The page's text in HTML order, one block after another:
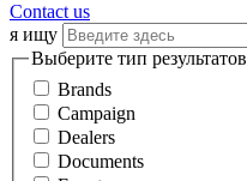
Contact us
я ищу
Выберите тип результатов
Brands
Campaign
Dealers
Documents